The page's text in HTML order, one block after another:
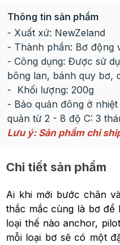
Thông tin sản phẩm
- Xuất xứ: NewZeland
- Thành phần: Bơ động
- Công dụng: Được sử
bông lan, bánh quy bơ,
- Khối lượng: 200g
- Bảo quản đông ở
quản từ 2 - 8 độ C: 3
Lưu ý: Sản phẩm chỉ
Chi tiết sản phẩm
Ai khi mới bước chân
thắc mắc cùng là bơ để
loại thế nào anchor,
mỗi loại bơ sẽ có một